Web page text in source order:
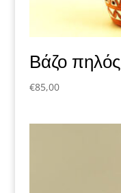
Βάζο πηλός
€85,00